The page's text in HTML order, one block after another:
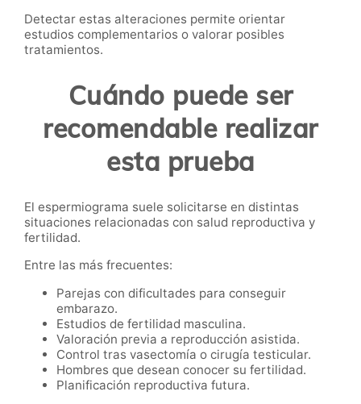
Detectar estas alteraciones permite orientar
estudios complementarios o valorar posibles
tratamientos.
Cuándo puede ser
recomendable realizar
esta prueba
El espermiograma suele solicitarse en distintas
situaciones relacionadas con salud reproductiva y
fertilidad.
Entre las más frecuentes:
Parejas con dificultades para conseguir
embarazo.
Estudios de fertilidad masculina.
Valoración previa a reproducción asistida.
Control tras vasectomía o cirugía testicular.
Hombres que desean conocer su fertilidad.
Planificación reproductiva futura.